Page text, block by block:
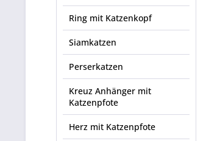
Ring mit Katzenkopf
Siamkatzen
Perserkatzen
Kreuz Anhänger mit
Katzenpfote
Herz mit Katzenpfote